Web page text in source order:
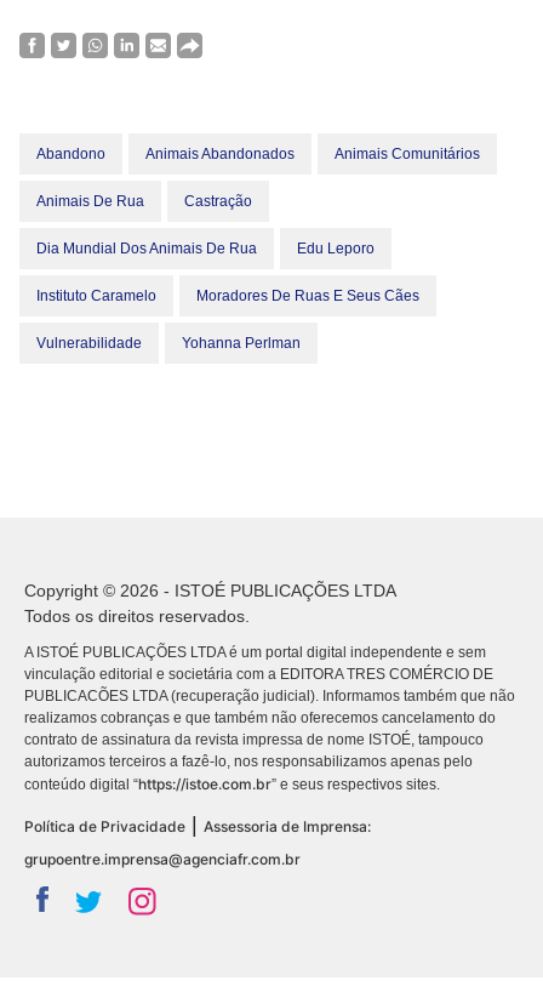
Abandono Animais Abandonados Animais Comunitários
Animais De Rua Castração
Dia Mundial Dos Animais De Rua Edu Leporo
Instituto Caramelo Moradores De Ruas E Seus Cães
Vulnerabilidade Yohanna Perlman
Copyright © 2026 - ISTOÉ PUBLICAÇÕES LTDA
Todos os direitos reservados.
A ISTOÉ PUBLICAÇÕES LTDA é um portal digital independente e sem
vinculação editorial e societária com a EDITORA TRES COMÉRCIO DE
PUBLICACÕES LTDA (recuperação judicial). Informamos também que não
realizamos cobranças e que também não oferecemos cancelamento do
contrato de assinatura da revista impressa de nome ISTOÉ, tampouco
autorizamos terceiros a fazê-lo, nos responsabilizamos apenas pelo
conteúdo digital “https://istoe.com.br” e seus respectivos sites.
Política de Privacidade
Assessoria de Imprensa:
grupoentre.imprensa@agenciafr.com.br